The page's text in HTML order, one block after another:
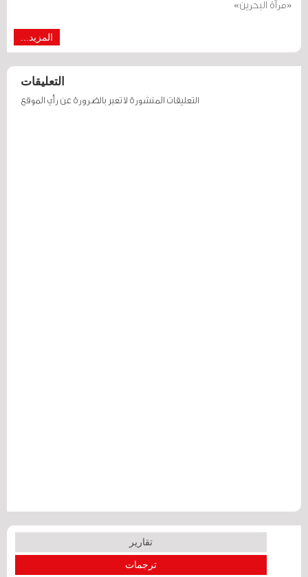
«مرآة البحرين»
المزيد...
التعليقات
التعليقات المنشورة لا تعبر بالضرورة عن رأي الموقع
تقارير
ترجمات